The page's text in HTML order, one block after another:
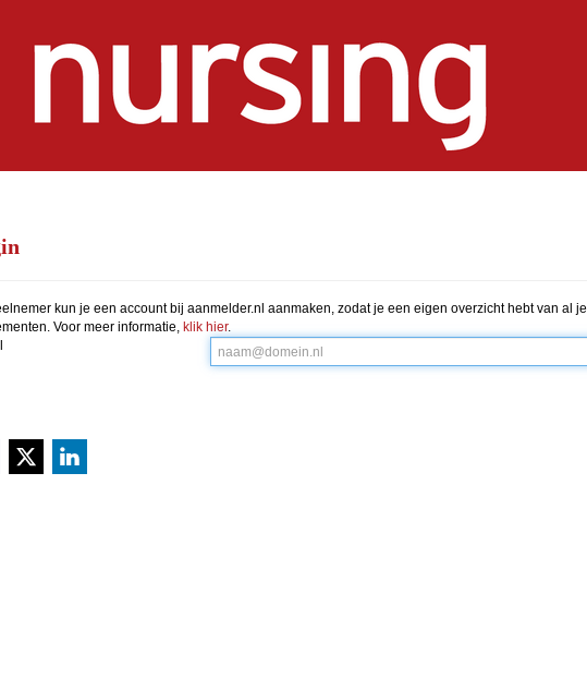
kun je een account bij aanmelder.nl aanmaken, zodat je een eigen overzicht hebt van al je
Voor meer informatie, klik hier.